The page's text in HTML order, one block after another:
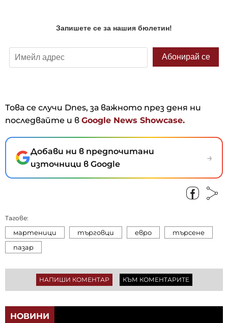
Това се случи Dnes, за важното през деня ни
последвайте и в Google News Showcase.
Добави ни в предпочитани
източници в Google
→
Тагове:
мартеници търговци евро
търсене
пазар
НАПИШИ КОМЕНТАР КЪМ КОМЕНТАРИТЕ
НОВИНИ